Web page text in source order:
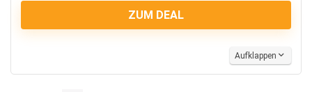
ZUM DEAL
Aufklappen